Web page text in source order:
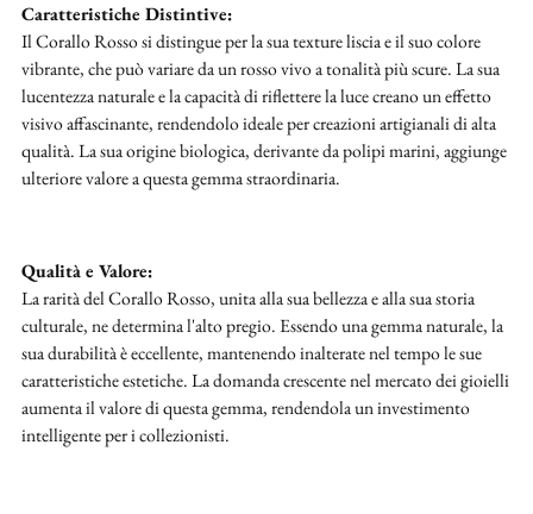
Caratteristiche Distintive:
Il Corallo Rosso si distingue per la sua texture liscia e il suo colore
vibrante, che può variare da un rosso vivo a tonalità più scure. La sua
lucentezza naturale e la capacità di riflettere la luce creano un effetto
visivo affascinante, rendendolo ideale per creazioni artigianali di alta
qualità. La sua origine biologica, derivante da polipi marini, aggiunge
ulteriore valore a questa gemma straordinaria.
Qualità e Valore:
La rarità del Corallo Rosso, unita alla sua bellezza e alla sua storia
culturale, ne determina l'alto pregio. Essendo una gemma naturale, la
sua durabilità è eccellente, mantenendo inalterate nel tempo le sue
caratteristiche estetiche. La domanda crescente nel mercato dei gioielli
aumenta il valore di questa gemma, rendendola un investimento
intelligente per i collezionisti.